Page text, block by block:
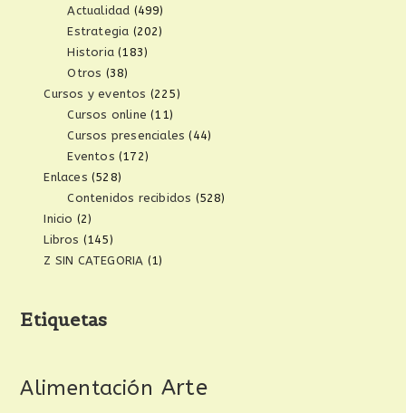
Actualidad (499)
Estrategia (202)
Historia (183)
Otros (38)
Cursos y eventos (225)
Cursos online (11)
Cursos presenciales (44)
Eventos (172)
Enlaces (528)
Contenidos recibidos (528)
Inicio (2)
Libros (145)
Z SIN CATEGORIA (1)
Etiquetas
Alimentación Arte